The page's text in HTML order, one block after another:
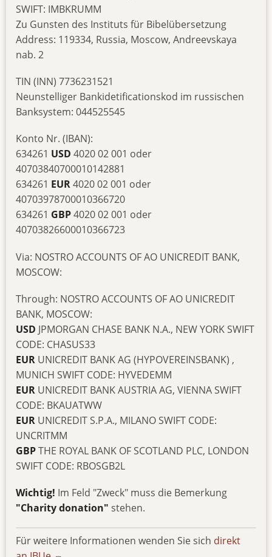
SWIFT: IMBKRUMM
Zu Gunsten des Instituts für Bibelübersetzung
Address: 119334, Russia, Moscow, Andreevskaya
nab. 2
TIN (INN) 7736231521
Neunstelliger Bankidetificationskod im russischen
Banksystem: 044525545
Konto Nr. (IBAN):
634261 USD 4020 02 001 oder
40703840700010142881
634261 EUR4020 02 001 oder
40703978700010366720
634261 GBP4020 02 001 oder
40703826600010366723
Via: NOSTRO ACCOUNTS OF AO UNICREDIT BANK,
MOSCOW:
Through: NOSTRO ACCOUNTS OF AO UNICREDIT
BANK, MOSCOW:
USD JPMORGAN CHASE BANK N.A., NEW YORK SWIFT
CODE: CHASUS33
EUR UNICREDIT BANK AG (HYPOVEREINSBANK) ,
MUNICH SWIFT CODE: HYVEDEMM
EUR UNICREDIT BANK AUSTRIA AG, VIENNA SWIFT
CODE: BKAUATWW
EUR UNICREDIT S.P.A., MILANO SWIFT CODE:
UNCRITMM
GBPTHE ROYAL BANK OF SCOTLAND PLC, LONDON
SWIFT CODE: RBOSGB2L
Wichtig! Im Feld "Zweck" muss die Bemerkung
"Charity donation" stehen.
Für weitere Informationen wenden Sie sich direkt